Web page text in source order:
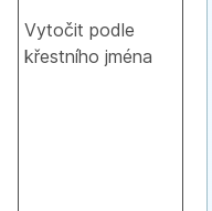
Vytočit podle
křestního jména